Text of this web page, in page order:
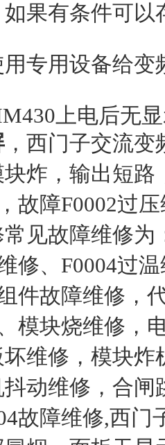
果有条件可以
专用设备给
上电后无
，西门子交流
炸，输出短
故障F0002过
见故障维修为
修、F0004过
件故障维修，
模块烧维修，
维修，模块
动维修，合
故障维修,西